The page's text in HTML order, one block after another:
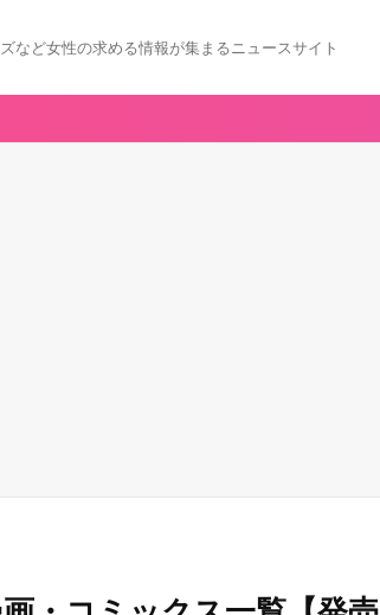
など女性の求める情報が集まるニュースサイト